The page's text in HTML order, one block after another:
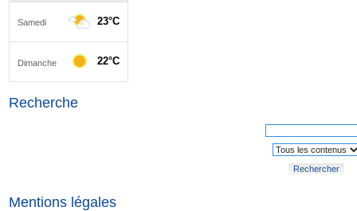
Recherche
Rechercher
Mentions légales